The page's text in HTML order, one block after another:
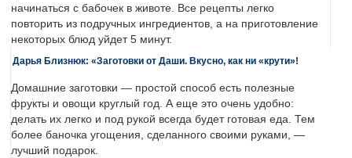
начинаться с бабочек в животе. Все рецепты легко
повторить из подручных ингредиентов, а на приготовление
некоторых блюд уйдет 5 минут.
Дарья Близнюк: «Заготовки от Даши. Вкусно, как ни «крути»!
Домашние заготовки — простой способ есть полезные
фрукты и овощи круглый год. А еще это очень удобно:
делать их легко и под рукой всегда будет готовая еда. Тем
более баночка угощения, сделанного своими руками, —
лучший подарок.